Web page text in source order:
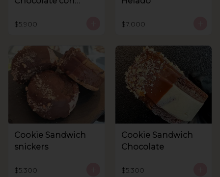
$5.900 $7.000
Cookie Sandwich
snickers
$5.300
Cookie Sandwich
Chocolate
$5.300